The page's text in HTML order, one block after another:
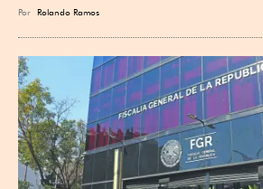
Por Rolando Ramos